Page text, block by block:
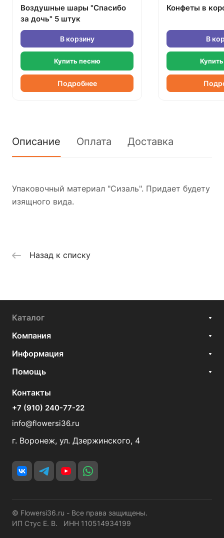
Воздушные шары "Спасибо
за дочь" 5 штук
В корзину
Купить песню
Подробнее
Конфеты в
В
Описание Оплата Доставка
Упаковочный материал "Сизаль". Придает будету
изящного вида.
Назад к списку
Каталог
Компания
Информация
Помощь
Контакты
+7 (910) 240-77-22
info@flowersi36.ru
г. Воронеж, ул. Дзержинского, 4
© Flowersi36.ru - Все права защищены.
ИП Стус Е. В. ИНН 110514934199